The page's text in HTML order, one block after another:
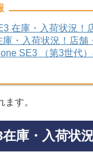
在庫・入荷状況！
・入荷状況！店舗
SE3 （第3世代
す。
庫・入荷状